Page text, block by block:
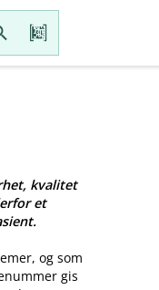
kvalitet
et
og som
gis